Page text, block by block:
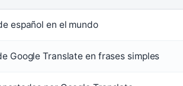
español en el mundo
Google Translate en frases simples